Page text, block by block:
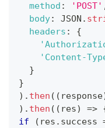
method : 'POST'
body: JSON .
headers :
{
'Content-
}
}
) . then ( ( response
) . then ( ( res) =>
if
( res . success